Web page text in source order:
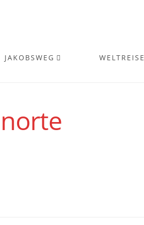
JAKOBSWEG WELTREISE